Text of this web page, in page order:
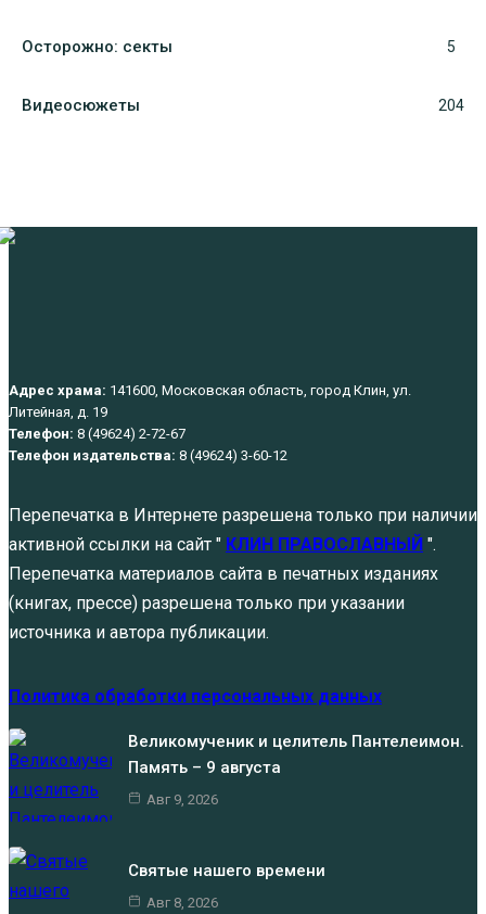
Осторожно: секты 5
Видеосюжеты 204
Адрес храма: 141600, Московская область, город Клин, ул.
Литейная, д. 19
Телефон: 8 (49624) 2-72-67
Телефон издательства: 8 (49624) 3-60-12
Перепечатка в Интернете разрешена только при наличии
активной ссылки на сайт " КЛИН ПРАВОСЛАВНЫЙ ".
Перепечатка материалов сайта в печатных изданиях
(книгах, прессе) разрешена только при указании
источника и автора публикации.
Политика обработки персональных данных
Великомученик и целитель Пантелеимон.
Память – 9 августа
Авг 9, 2026
Святые нашего времени
Авг 8, 2026